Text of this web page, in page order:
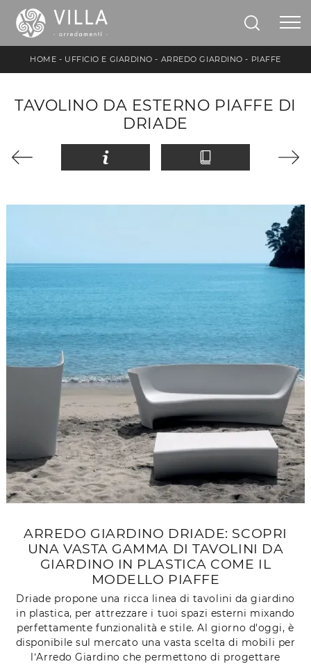
HOME - UFFICIO E GIARDINO - ARREDO GIARDINO - PIAFFE
TAVOLINO DA ESTERNO PIAFFE DI
DRIADE
ARREDO GIARDINO DRIADE: SCOPRI
UNA VASTA GAMMA DI TAVOLINI DA
GIARDINO IN PLASTICA COME IL
MODELLO PIAFFE
Driade propone una ricca linea di tavolini da giardino
in plastica, per attrezzare i tuoi spazi esterni mixando
perfettamente funzionalità e stile. Al giorno d'oggi, è
disponibile sul mercato una vasta scelta di mobili per
l’Arredo Giardino che permettono di progettare